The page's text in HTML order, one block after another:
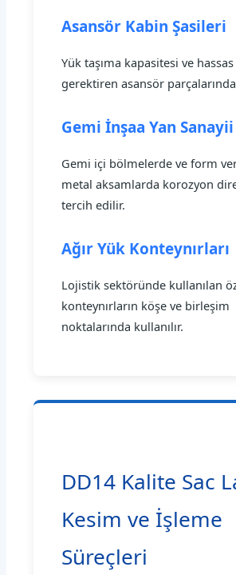
Asansör Kabin Şasileri
Yük taşıma kapasitesi ve
gerektiren asansör parçalarında
Gemi İnşaa Yan Sanayii
Gemi içi bölmelerde ve form
metal aksamlarda korozyon
tercih edilir.
Ağır Yük Konteynırları
Lojistik sektöründe kullanılan
konteynırların köşe ve birleşim
noktalarında kullanılır.
DD14 Kalite Sac
Kesim ve İşleme
Süreçleri